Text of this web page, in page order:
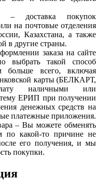
– доставка покупок
на почтовые отделения
Казахстана, а также
в другие страны.
заказа на сайте
выбрать такой способ
больше всего, включая
карты (БЕЛКАРТ,
наличными или
ЕРИП при получении
денежных средств на
платежные приложения.
– Вы можете обменять
по какой-то причине не
его получения, и мы
покупки.